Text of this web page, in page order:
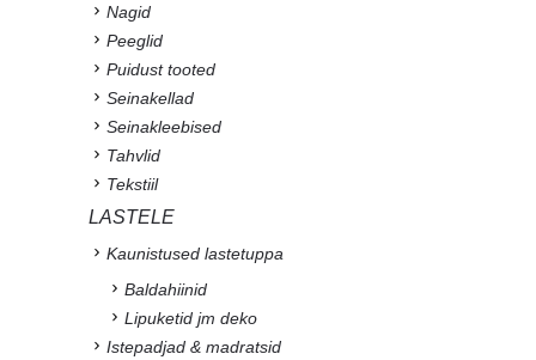
Nagid
Peeglid
Puidust tooted
Seinakellad
Seinakleebised
Tahvlid
Tekstiil
LASTELE
Kaunistused lastetuppa
Baldahiinid
Lipuketid jm deko
Istepadjad & madratsid